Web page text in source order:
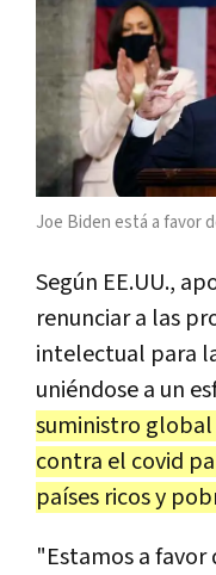
Joe Biden está a favor
Según EE.UU.,
renunciar a las
intelectual para
uniéndose a un
suministro global
contra el covid
países ricos y
"Estamos a favor